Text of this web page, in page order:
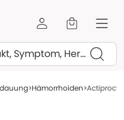
Hämorrhoiden Actiproct